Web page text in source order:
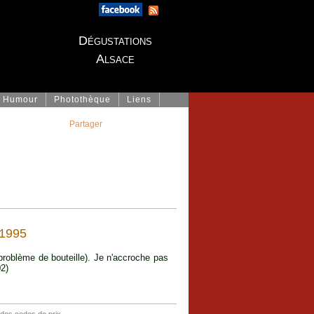
Dégustations
Alsace
Humour Photothèque Liens
de bouteille). Je n'accroche pas
Partager